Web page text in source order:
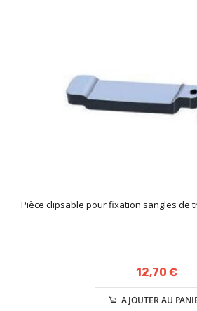
Pièce clipsable pour fixation sangles de
12,70 €
AJOUTER AU